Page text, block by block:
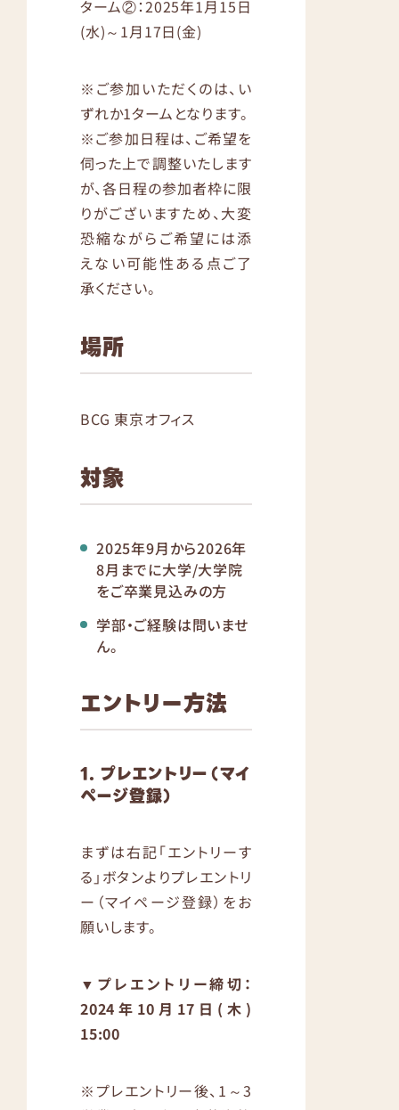
ターム②：2025年1月15日
(水)～1月17日(金)
※ご参加いただくのは、い
ずれか1タームとなります。
※ご参加日程は、ご希望を
伺った上で調整いたします
が、各日程の参加者枠に限
りがございますため、大変
恐縮ながらご希望には添
えない可能性ある点ご了
承ください。
場所
BCG 東京オフィス
対象
2025年9月から2026年
8月までに大学/大学院
をご卒業見込みの方
学部・ご経験は問いませ
ん。
エントリー方法
1. プレエントリー（マイ
ページ登録）
まずは右記「エントリーす
る」ボタンよりプレエントリ
ー（マイページ登録）をお
願いします。
▼プレエントリー締切：
2024年10月17日(木)
15:00
※プレエントリー後、1～3